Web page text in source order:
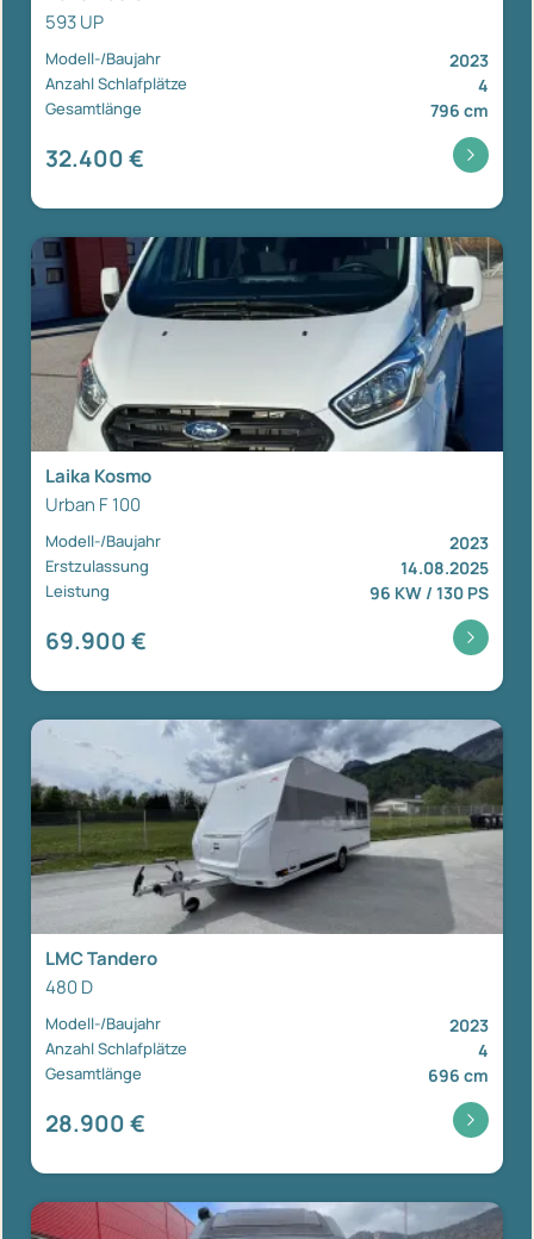
593 UP
Modell-/Baujahr 2023
Anzahl Schlafplätze 4
Gesamtlänge 796 cm
32.400 €
Laika Kosmo
Urban F 100
Modell-/Baujahr 2023
Erstzulassung 14.08.2025
Leistung 96 KW / 130 PS
69.900 €
LMC Tandero
480 D
Modell-/Baujahr 2023
Anzahl Schlafplätze 4
Gesamtlänge 696 cm
28.900 €